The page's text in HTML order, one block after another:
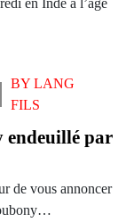
en Inde à l’âge
BYLANG
FILS
endeuillé par
de vous annoncer